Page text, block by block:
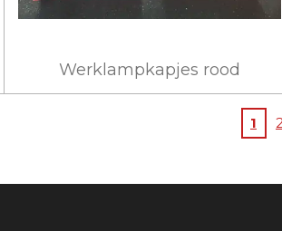
Werklampkapjes rood
1